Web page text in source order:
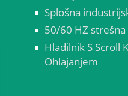
Splošna
50/60 HZ
Hladilnik S Scroll
Ohlajanjem